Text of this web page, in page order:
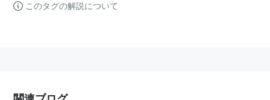
このタグの解説について